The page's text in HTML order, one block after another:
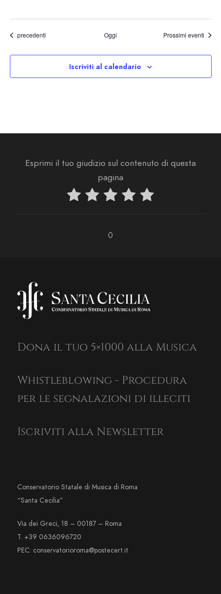
Eventi
precedenti Oggi Prossimi eventi
Iscriviti al calendario
Esprimi il tuo giudizio sul contenuto di questa
pagina
0
Dona il tuo 5×1000 alla Musica
Whistleblowing - Procedura
per le segnalazioni di illeciti
Iscriviti alla Newsletter
Conservatorio Statale di Musica di Roma
“Santa Cecilia”
Via dei Greci, 18 – 00187 – Roma
T. +39 0636096720
PEC: conservatorioroma@postecert.it